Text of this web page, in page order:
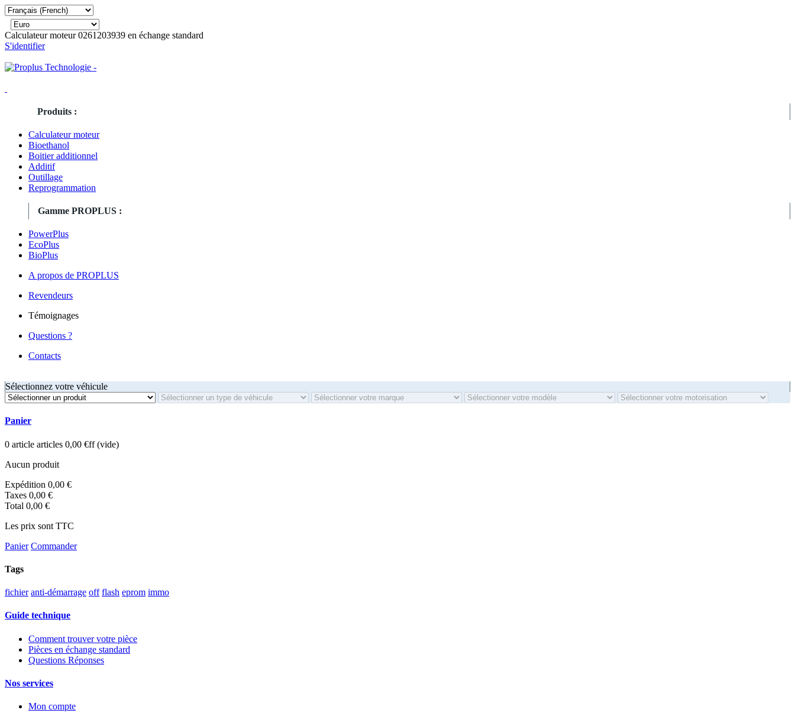
Calculateur moteur 0261203939 en échange standard
S'identifier
Produits :
Calculateur moteur
Bioethanol
Boitier additionnel
Additif
Outillage
Reprogrammation
Gamme PROPLUS :
PowerPlus
EcoPlus
BioPlus
A propos de PROPLUS
Revendeurs
Témoignages
Questions ?
Contacts
Sélectionnez votre véhicule
Panier
0 article articles 0,00 €ff (vide)
Aucun produit
Expédition 0,00 €
Taxes 0,00 €
Total 0,00 €
Les prix sont TTC
Panier Commander
Tags
fichier anti-démarrage off flash eprom immo
Guide technique
Comment trouver votre pièce
Pièces en échange standard
Questions Réponses
Nos services
Mon compte